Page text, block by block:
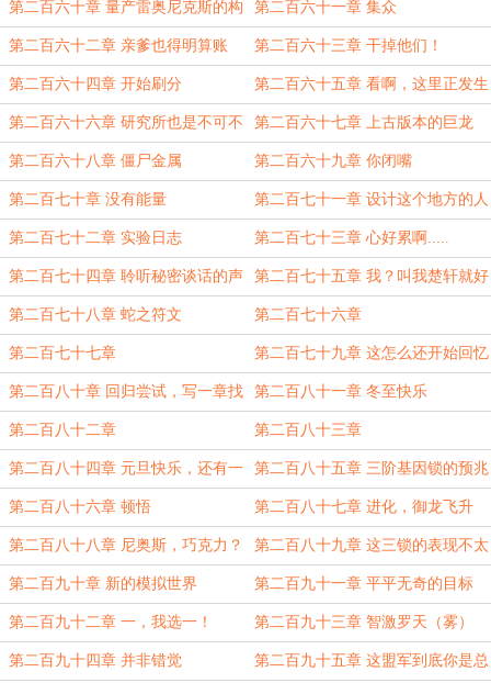
第二百六十章 量产雷奥尼克斯的构
想
第二百六十一章 集众
第二百六十二章 亲爹也得明算账 第二百六十三章 干掉他们！
第二百六十四章 开始刷分 第二百六十五章 看啊，这里正发生
着一件可怕的事！
第二百六十六章 研究所也是不可不
品鉴的一环
第二百六十七章 上古版本的巨龙
第二百六十八章 僵尸金属 第二百六十九章 你闭嘴
第二百七十章 没有能量 第二百七十一章 设计这个地方的人
神经病吧
第二百七十二章 实验日志 第二百七十三章 心好累啊.....
第二百七十四章 聆听秘密谈话的声
音
第二百七十五章 我？叫我楚轩就好
第二百七十八章 蛇之符文 第二百七十六章
第二百七十七章 第二百七十九章 这怎么还开始回忆
童年了
第二百八十章 回归尝试，写一章找
找状态，本章免费
第二百八十一章 冬至快乐
第二百八十二章 第二百八十三章
第二百八十四章 元旦快乐，还有一
章
第二百八十五章 三阶基因锁的预兆
（恢复更新的证明）
第二百八十六章 顿悟 第二百八十七章 进化，御龙飞升
第二百八十八章 尼奥斯，巧克力？ 第二百八十九章 这三锁的表现不太
对劲啊！
第二百九十章 新的模拟世界 第二百九十一章 平平无奇的目标
第二百九十二章 一，我选一！ 第二百九十三章 智激罗天（雾）
第二百九十四章 并非错觉 第二百九十五章 这盟军到底你是总